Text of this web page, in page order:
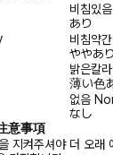
비침있음
あり
비침약간
ややあり
밝은칼
薄い色
없음
なし
意事項
지켜주셔야 더 오래